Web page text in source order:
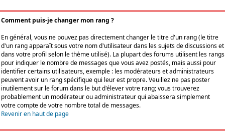
Comment puis-je changer mon rang ?
En général, vous ne pouvez pas directement changer le titre d'un rang (le titre
d'un rang apparaît sous votre nom d'utilisateur dans les sujets de discussions et
dans votre profil selon le thème utilisé). La plupart des forums utilisent les rangs
pour indiquer le nombre de messages que vous avez postés, mais aussi pour
identifier certains utilisateurs, exemple : les modérateurs et administrateurs
peuvent avoir un rang spécifique qui leur est propre. Veuillez ne pas poster
inutilement sur le forum dans le but d'élever votre rang; vous trouverez
probablement un modérateur ou administrateur qui abaissera simplement
votre compte de votre nombre total de messages.
Revenir en haut de page